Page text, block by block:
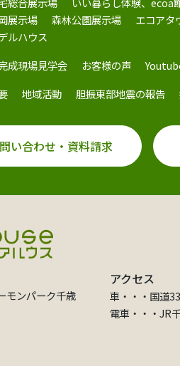
展示場
森林公園展示場 エコアタ
ルハウス
成現場見学会 お客様の声
地域活動 胆振東部地震の報告
い合わせ・資料請求
モンパーク千歳
アクセス
車・・・国道
電車・・・JR